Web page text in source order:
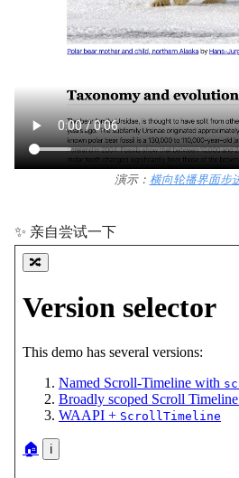
演示： 横向轮播界面步
✨ 亲自尝试一下